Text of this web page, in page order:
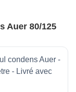
Auer 80/125
condens Auer -
- Livré avec